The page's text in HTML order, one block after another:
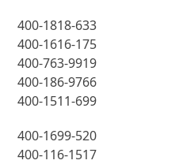
400-1818-633
400-1616-175
400-763-9919
400-186-9766
400-1511-699
400-1699-520
400-116-1517